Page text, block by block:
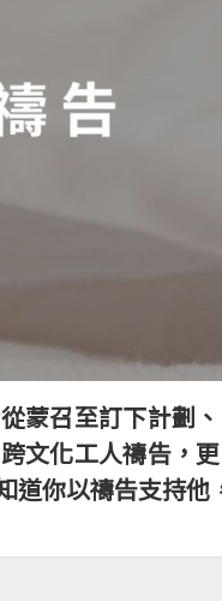
蒙召至訂下計劃
文化工人禱告，
你以禱告支持他